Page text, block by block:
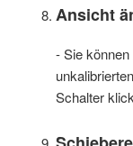
Ansicht
- Sie
Schalter